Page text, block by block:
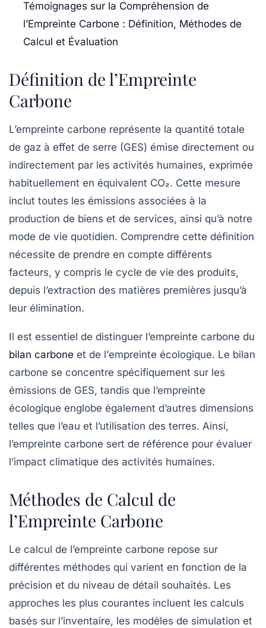
Témoignages sur la Compréhension de
l’Empreinte Carbone : Définition, Méthodes de
Calcul et Évaluation
Définition de l’Empreinte
Carbone
L’empreinte carbone représente la quantité totale
de gaz à effet de serre (GES) émise directement ou
indirectement par les activités humaines, exprimée
habituellement en équivalent CO₂. Cette mesure
inclut toutes les émissions associées à la
production de biens et de services, ainsi qu’à notre
mode de vie quotidien. Comprendre cette définition
nécessite de prendre en compte différents
facteurs, y compris le cycle de vie des produits,
depuis l’extraction des matières premières jusqu’à
leur élimination.
Il est essentiel de distinguer l’empreinte carbone du
bilan carbone et de l’empreinte écologique. Le bilan
carbone se concentre spécifiquement sur les
émissions de GES, tandis que l’empreinte
écologique englobe également d’autres dimensions
telles que l’eau et l’utilisation des terres. Ainsi,
l’empreinte carbone sert de référence pour évaluer
l’impact climatique des activités humaines.
Méthodes de Calcul de
l’Empreinte Carbone
Le calcul de l’empreinte carbone repose sur
différentes méthodes qui varient en fonction de la
précision et du niveau de détail souhaités. Les
approches les plus courantes incluent les calculs
basés sur l’inventaire, les modèles de simulation et